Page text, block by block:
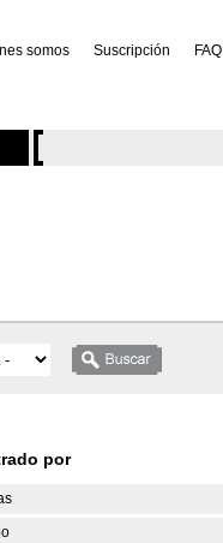
somos Suscripción FAQ
por